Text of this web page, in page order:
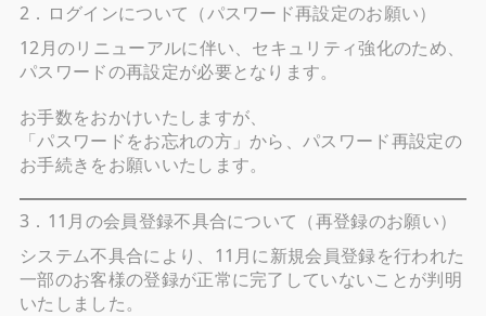
固定資産税土地建物シミュレ
ーションシート
特典一覧を見る
2．ログインについて（パスワード再設定のお願い）
12月のリニューアルに伴い、セキュリティ強化のため、
パスワードの再設定が必要となります。
お手数をおかけいたしますが、
「パスワードをお忘れの方」から、パスワード再設定の
お手続きをお願いいたします。
3．11月の会員登録不具合について（再登録のお願い）
システム不具合により、 11月に新規会員登録を行われた
一部のお客様の登録が正常に完了していないことが判明
いたしました。